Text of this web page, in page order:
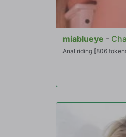
miablueye -
Anal riding [806